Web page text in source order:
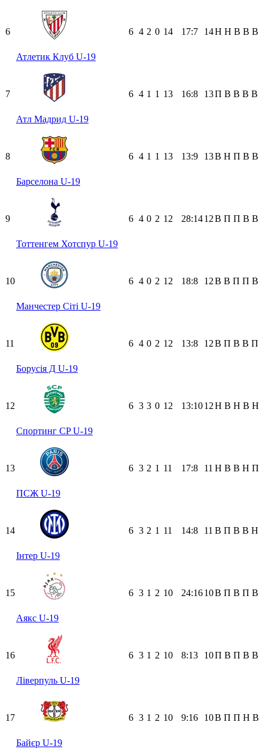
6
Атлетик Клуб U-19
6 4 2 0 14 17:7 14Н Н В В В
7
Атл Мадрид U-19
6 4 1 1 13 16:8 13П В В В В
8
Барселона U-19
6 4 1 1 13 13:9 13В Н П В В
9
Тоттенгем Хотспур U-19
6 4 0 2 12 28:1412В П П В В
10
Манчестер Сіті U-19
6 4 0 2 12 18:8 12В В П П В
11
Борусія Д U-19
6 4 0 2 12 13:8 12В П В В П
12
Спортинг CP U-19
6 3 3 0 12 13:1012Н В Н В Н
13
ПСЖ U-19
6 3 2 1 11 17:8 11 Н В В Н П
14
Інтер U-19
6 3 2 1 11 14:8 11 В П В В Н
15
Аякс U-19
6 3 1 2 10 24:1610В П В П В
16
Ліверпуль U-19
6 3 1 2 10 8:13 10П В П В В
17
Байєр U-19
6 3 1 2 10 9:16 10В П П Н В